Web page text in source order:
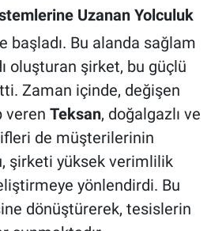
Uzanan Yolculuk
başladı. Bu alanda sağlam
oluşturan şirket, bu güçlü
Zaman içinde, değişen
veren Teksan, doğalgazlı ve
de müşterilerinin
şirketi yüksek verimlilik
yönlendirdi. Bu
dönüştürerek, tesislerin